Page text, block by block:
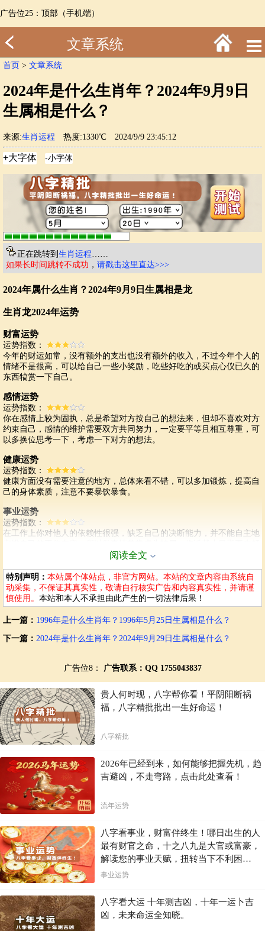
广告位25：顶部（手机端）
文章系统
首页 > 文章系统
2024年是什么生肖年？2024年9月9日
生属相是什么？
来源:生肖运程 热度:1330℃ 2024/9/9 23:45:12
正在跳转到 生肖运程……
如果长时间跳转不成功 ， 请戳击这里直达>>>
2024年属什么生肖？2024年9月9日生属相是龙
生肖龙2024年运势
财富运势
运势指数：
今年的财运如常，没有额外的支出也没有额外的收入，不过今年个人的
情绪不是很高，可以给自己一些小奖励，吃些好吃的或买点心仪已久的
东西犒赏一下自己。
感情运势
运势指数：
你在感情上较为固执，总是希望对方按自己的想法来，但却不喜欢对方
约束自己，感情的维护需要双方共同努力，一定要平等且相互尊重，可
以多换位思考一下，考虑一下对方的想法。
健康运势
运势指数：
健康方面没有需要注意的地方，总体来看不错，可以多加锻炼，提高自
己的身体素质，注意不要暴饮暴食。
事业运势
运势指数：
在工作上你对他人的依赖性很强，缺乏自己的决断能力，并不能自主地
进度，这种做事方法是需要改变的，不然容易一事无成，也给团队伙伴
开运数字 9
开运颜色 米白色
开运方向 西南方向
生肖贵人 鸡
出生年份 周岁
1952年
72岁
73岁
1964年
60岁
61岁
1976年
1988年
2000年
24岁
25岁
2012年
12岁
13岁
2024年
声明：此文由
※ 生肖龙的婚配宜忌
属龙宜配
鼠、猴、鸡，
为大吉
功，子孙继世。
属龙忌配 戌狗 卯兔
1、辰龙与酉鸡六合，因此最宜找个属鸡的对象，此乃上上
等婚配
阅读全文
特别声明： 本站属个体站点，非官方网站。本站的文章内容由系统自
动采集，不保证其真实性，敬请自行核实广告和内容真实性，并请谨
慎使用。 本站和本人不承担由此产生的一切法律后果！
上一篇： 1996年是什么生肖年？1996年5月25日生属相是什么？
下一篇： 2024年是什么生肖年？2024年9月29日生属相是什么？
广告位8： 广告联系：QQ 1755043837
贵人何时现，八字帮你看！平阴阳断祸
福，八字精批批出一生好命运！
八字精批
2026年已经到来，如何能够把握先机，趋
吉避凶，不走弯路，点击此处查看！
流年运势
八字看事业，财富伴终生！哪日出生的人
最有财官之命，十之八九是大官或富豪，
解读您的事业天赋，扭转当下不利困
局！！
事业运势
八字看大运 十年测吉凶，十年一运卜吉
凶，未来命运全知晓。